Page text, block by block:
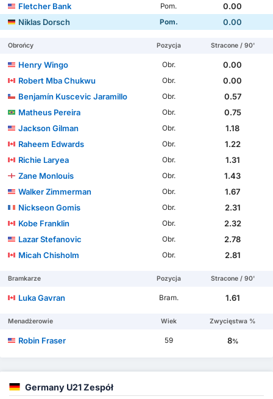
Fletcher Bank
Pom.
0.00
Niklas Dorsch
Pom. 0.00
Obrońcy Pozycja Stracone / 90'
Henry Wingo Obr.
0.00
Robert Mba Chukwu
Obr.
0.00
Benjamín Kuscevic Jaramillo
Obr.
0.57
Matheus Pereira
Obr.
0.75
Jackson Gilman
Obr.
1.18
Raheem Edwards
Obr.
1.22
Richie Laryea
Obr.
1.31
Zane Monlouis
Obr.
1.43
Walker Zimmerman
Obr.
1.67
Nickseon Gomis
Obr.
2.31
Kobe Franklin
Obr.
2.32
Lazar Stefanovic
Obr.
2.78
Micah Chisholm
Obr. 2.81
Bramkarze Pozycja Stracone / 90'
Luka Gavran Bram. 1.61
Menadżerowie Wiek Zwycięstwa %
Robin Fraser 59 8%
Germany U21 Zespół